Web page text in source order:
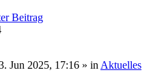
Beitrag
Jun 2025, 17:16 » in Aktuelles